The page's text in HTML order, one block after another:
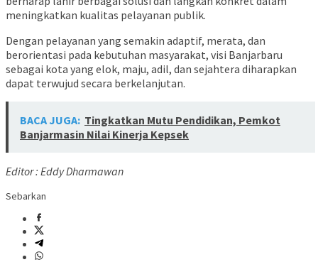
meningkatkan kualitas pelayanan publik.
Dengan pelayanan yang semakin adaptif, merata, dan
berorientasi pada kebutuhan masyarakat, visi Banjarbaru
sebagai kota yang elok, maju, adil, dan sejahtera diharapkan
dapat terwujud secara berkelanjutan.
BACA JUGA: Tingkatkan Mutu Pendidikan, Pemkot
Banjarmasin Nilai Kinerja Kepsek
Editor : Eddy Dharmawan
Sebarkan